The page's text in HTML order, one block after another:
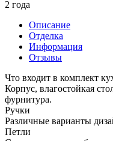
2 года
Описание
Отделка
Информация
Отзывы
Что входит в комплект
Корпус, влагостойкая
фурнитура.
Ручки
Различные варианты
Петли